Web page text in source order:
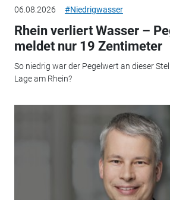
06.08.2026 #Niedrigwasser
Rhein verliert Wasser –
meldet nur 19 Zentimeter
So niedrig war der Pegelwert an dieser
Lage am Rhein?